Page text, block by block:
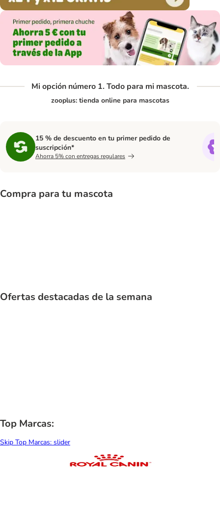
Mi opción número 1. Todo para mi mascota.
zooplus: tienda online para mascotas
15 % de descuento en tu primer pedido de
suscripción*
Ahorra 5% con entregas regulares
Compra para tu mascota
Ofertas destacadas de la semana
Top Marcas:
Skip Top Marcas: slider